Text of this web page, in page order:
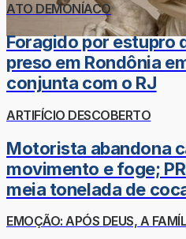
ATO DEMONÍACO
Foragido por estupro
preso em Rondônia
conjunta com o RJ
ARTIFÍCIO DESCOBERTO
Motorista abandona
movimento e foge;
meia tonelada de
EMOÇÃO: APÓS DEUS, A